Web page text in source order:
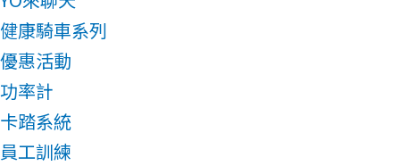
健康騎車系列
優惠活動
功率計
卡踏系統
員工訓練